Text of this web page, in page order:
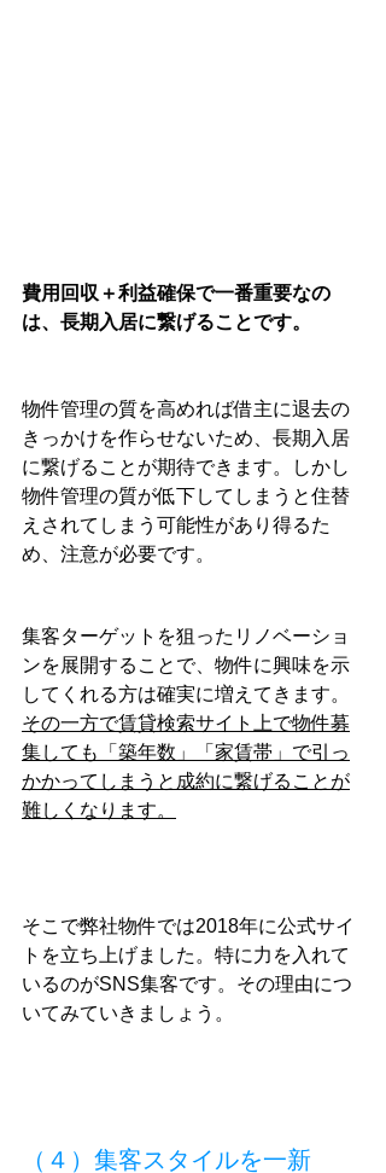
費用回収＋利益確保で一番重要なの
は、長期入居に繋げることです。
物件管理の質を高めれば借主に退去の
きっかけを作らせないため、長期入居
に繋げることが期待できます。しかし
物件管理の質が低下してしまうと住替
えされてしまう可能性があり得るた
め、注意が必要です。
集客ターゲットを狙ったリノベーショ
ンを展開することで、物件に興味を示
してくれる方は確実に増えてきます。
その一方で賃貸検索サイト上で物件募
集しても「築年数」「家賃帯」で引っ
かかってしまうと成約に繋げることが
難しくなります。
そこで弊社物件では2018年に公式サイ
トを立ち上げました。特に力を入れて
いるのがSNS集客です。その理由につ
いてみていきましょう。
（４）集客スタイルを一新